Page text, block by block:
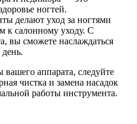
ногтей.
делают уход за ногтями
к салонному уходу. С
вы сможете наслаждаться
аппарата, следуйте
чистка и замена насадок
работы инструмента.